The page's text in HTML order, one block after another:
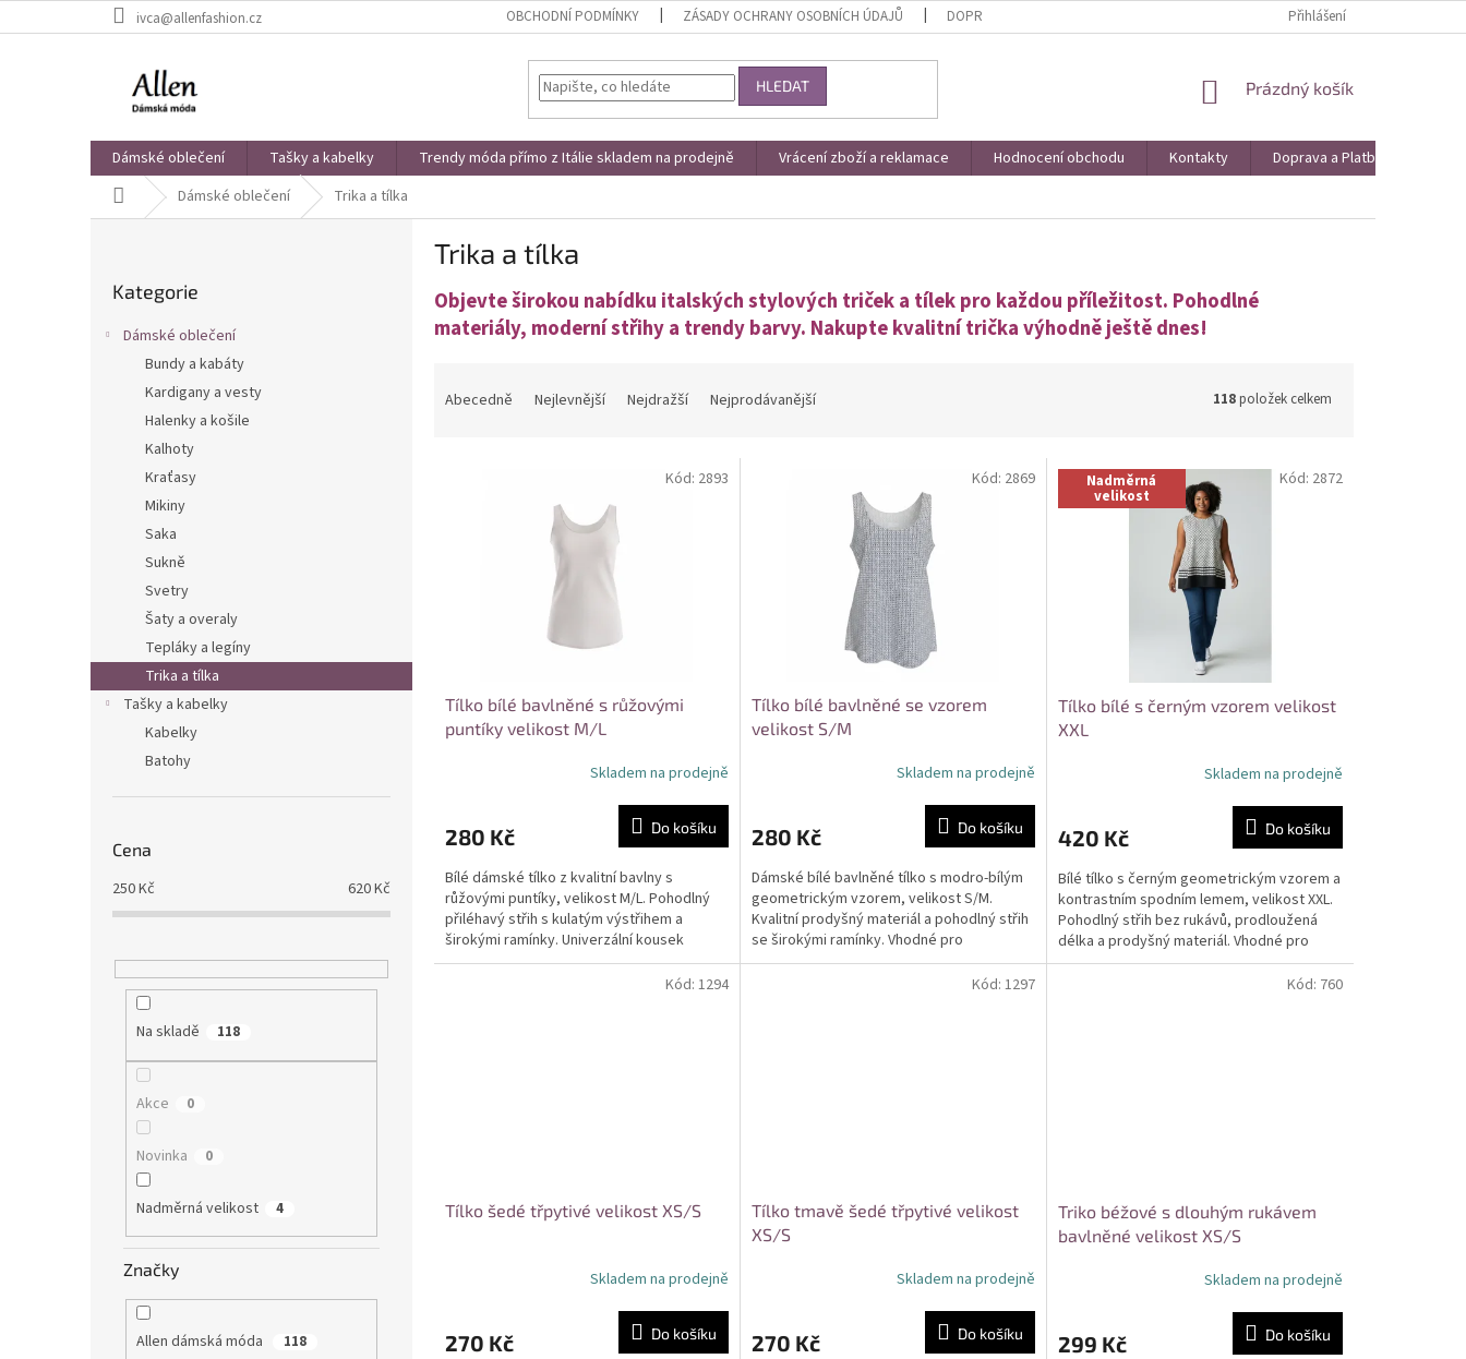
na
ivca@allenfashion.cz OBCHODNÍ PODMÍNKY ZÁSADY OCHRANY OSOBNÍCH ÚDAJŮ DOPRAVA A PLATBA VRÁCENÍ ZBOŽÍ A REKLAMACE KONTAKTY
Přihlášení
HLEDAT
NÁKUPNÍ
Prázdný košík
Dámské oblečení Tašky a kabelky Trendy móda přímo z Itálie skladem na prodejně Vrácení zboží a reklamace Hodnocení obchodu Kontakty Doprava a Platba
Domů Dámské oblečení Trika a tílka
kategorie
Kategorie
Dámské oblečení
Bundy a kabáty
Kardigany a vesty
Halenky a košile
Kalhoty
Kraťasy
Mikiny
Saka
Sukně
Svetry
Šaty a overaly
Tepláky a legíny
Trika a tílka
Tašky a kabelky
Kabelky
Batohy
Cena
250Kč 620Kč
Na skladě 118
Akce 0
Novinka 0
Nadměrná velikost 4
Značky
Allen dámská móda 118
Trika a tílka
Objevte širokou nabídku italských stylových triček a tílek pro každou příležitost. Pohodlné
materiály, moderní střihy a trendy barvy. Nakupte kvalitní trička výhodně ještě dnes!
Abecedně Nejlevnější Nejdražší Nejprodávanější 118položek celkem
Tílko bílé bavlněné s růžovými
puntíky velikost M/L
Skladem na prodejně
280 Kč Do košíku
Bílé dámské tílko z kvalitní bavlny s
růžovými puntíky, velikost M/L. Pohodlný
přiléhavý střih s kulatým výstřihem a
širokými ramínky. Univerzální kousek
vhodný pro každodenní...
Kód: 2893
Tílko bílé bavlněné se vzorem
velikost S/M
Skladem na prodejně
280 Kč Do košíku
Dámské bílé bavlněné tílko s modro-bílým
geometrickým vzorem, velikost S/M.
Kvalitní prodyšný materiál a pohodlný střih
se širokými ramínky. Vhodné pro
každodenní nošení i...
Kód: 2869 Nadměrná
velikost
Tílko bílé s černým vzorem velikost
XXL
Skladem na prodejně
420 Kč Do košíku
Bílé tílko s černým geometrickým vzorem a
kontrastním spodním lemem, velikost XXL.
Pohodlný střih bez rukávů, prodloužená
délka a prodyšný materiál. Vhodné pro
každodenní nošení...
Kód: 2872
Tílko šedé třpytivé velikost XS/S
Skladem na prodejně
270 Kč Do košíku
Kód: 1294
Tílko tmavě šedé třpytivé velikost
XS/S
Skladem na prodejně
270 Kč Do košíku
Kód: 1297
Triko béžové s dlouhým rukávem
bavlněné velikost XS/S
Skladem na prodejně
299 Kč Do košíku
Kód: 760